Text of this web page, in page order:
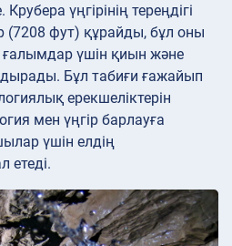
үңгірінің тереңдігі
(7208 фут) құрайды, бұл оны
ғалымдар үшін қиын және
Бұл табиғи ғажайып
ерекшеліктерін
мен үңгір барлауға
үшін елдің
етеді.